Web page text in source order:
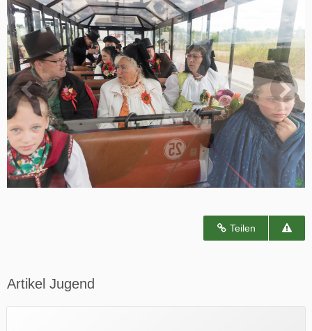
Teilen
Artikel Jugend